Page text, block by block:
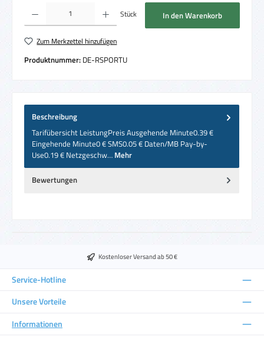
Produkt Anzahl: Gib den gewünschten Wert ein oder benutze die Schaltflächen um
Stück In den Warenkorb
Zum Merkzettel hinzufügen
Produktnummer: DE-RSPORTU
Beschreibung
Tarifübersicht LeistungPreis Ausgehende Minute0.39 €
Eingehende Minute0 € SMS0.05 € Daten/MB Pay-by-
Use0.19 € Netzgeschw… Mehr
Bewertungen
Kostenloser Versand ab 50 €
Service-Hotline
Unsere Vorteile
Informationen